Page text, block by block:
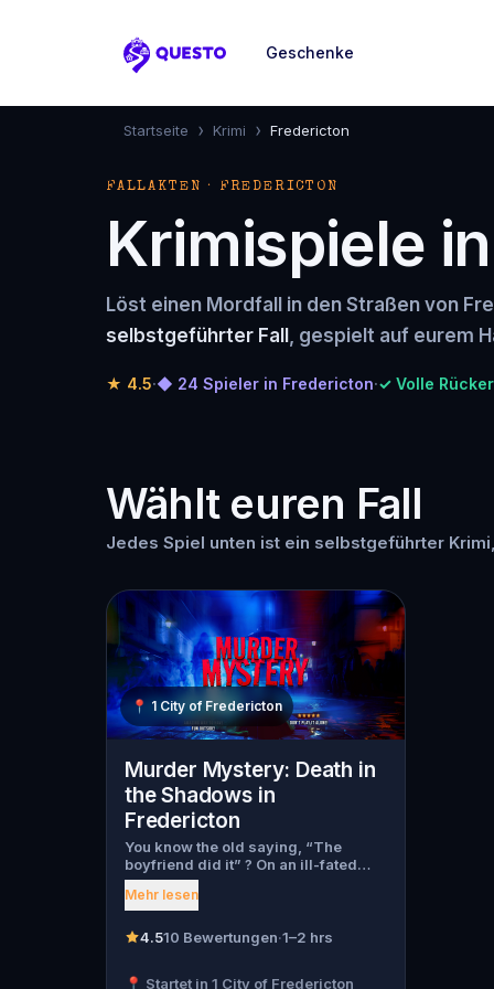
Questo
Geschenke
Startseite › Krimi › Fredericton
FALLAKTEN · FREDERICTON
Krimispiele
Löst einen Mordfall in den Straßen von
selbstgeführter Fall , gespielt auf eurem
★ 4.5·◆ 24 Spieler in Fredericton·✓ Volle
Wählt euren Fall
Jedes Spiel unten ist ein selbstgeführter
📍 1 City of Fredericton
Murder Mystery: Death in
the Shadows in
Fredericton
You know the old saying, “The
boyfriend did it” ? On an ill-fated
night, love goes terribly wrong for
Bella Wanderlust and Walter Bridges
found dead during a ghost tour led
Mehr lesen
4.510 Bewertungen·1–2 hrs
📍 Startet in 1 City of Fredericton